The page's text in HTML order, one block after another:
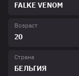
FALKE VENOM
Возраст
20
Страна
БЕЛЬГИЯ